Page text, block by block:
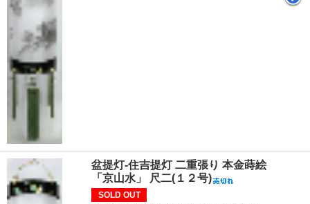
盆提灯-住吉提灯 二重張り 本金蒔絵
「京山水」 尺二(１２号)
SOLD OUT